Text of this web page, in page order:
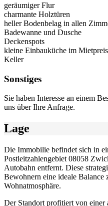
geräumiger Flur
charmante Holztüren
heller Bodenbelag in allen
Badewanne und Dusche
Deckenspots
kleine Einbauküche im
Keller
Sonstiges
Sie haben Interesse an einem
uns über Ihre Anfrage.
Lage
Die Immobilie befindet sich in
Postleitzahlengebiet 08058
Autobahn entfernt. Diese
Bewohnern eine ideale Balance
Wohnatmosphäre.
Der Standort profitiert von einer